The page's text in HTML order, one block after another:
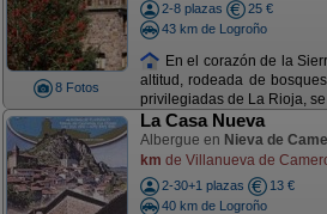
8 Fotos
2-8 plazas
25 €
43 km de Logroño
En el corazón de la
altitud, rodeada de
privilegiadas de La Rioja, se
La Casa Nueva
Albergue en Nieva de
km de Villanueva de
2-30+1 plazas
13 €
40 km de Logroño